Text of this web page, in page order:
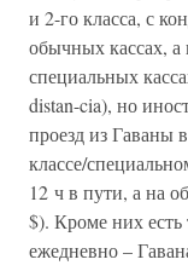
и 2-го класса, с
обычных кассах,
специальных
distan-cia), но
проезд из Гаваны
классе/
12 ч в пути, а на
$). Кроме них есть
ежедневно –